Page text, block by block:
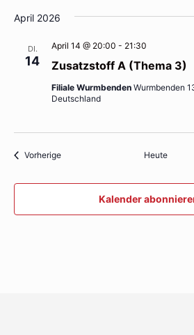
April 2026
DI.
14 Zusatzstoff A (Thema 3)
April 14 @ 20:00 - 21:30
Filiale Wurmbenden Wurmbenden
Deutschland
VorherigeVeranstaltungen Heute
Kalender